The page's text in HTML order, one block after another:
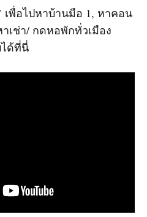
พื่อไปหาบ้านมือ 1, หาคอน
เช่า/ กดหอพักทั่วเมือง
ด้ที่นี่